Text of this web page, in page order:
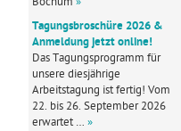
Tagungsbroschüre 2026 &
Anmeldung jetzt online!
Das Tagungsprogramm für
unsere diesjährige
Arbeitstagung ist fertig! Vom
22. bis 26. September 2026
erwartet … »